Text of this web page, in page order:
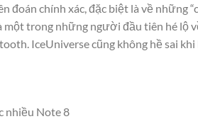
đoán chính xác, đặc biệt là về những
trong những người đầu tiên hé lộ
IceUniverse cũng không hề sai
nhiều Note 8